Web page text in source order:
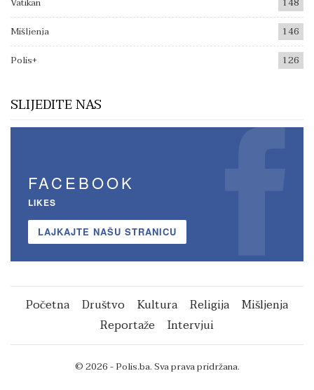
Mišljenja
146
Polis+
126
SLIJEDITE NAS
FACEBOOK
LIKES
LAJKAJTE NAŠU STRANICU
Početna Društvo Kultura Religija
Mišljenja
Reportaže
Intervjui
© 2026 - Polis.ba. Sva prava pridržana.